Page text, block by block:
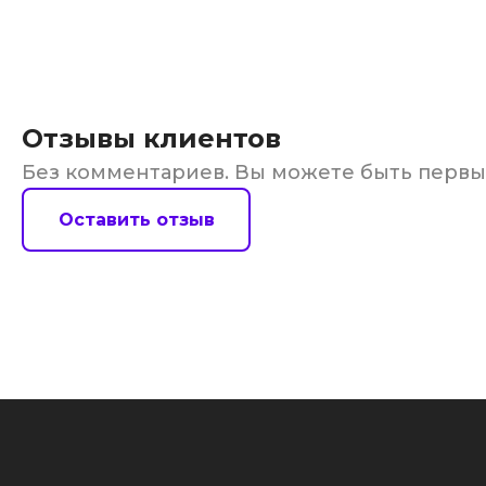
Отзывы клиентов
Без комментариев. Вы можете быть
Оставить отзыв